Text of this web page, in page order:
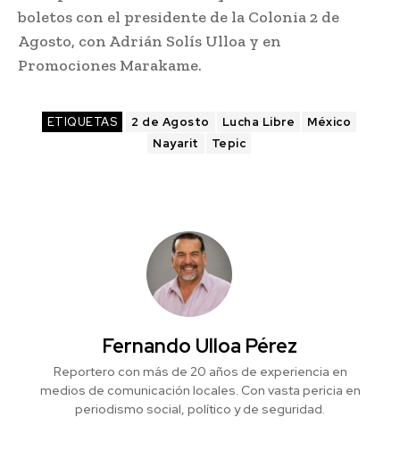
boletos con el presidente de la Colonia 2 de
Agosto, con Adrián Solís Ulloa y en
Promociones Marakame.
ETIQUETAS 2 de Agosto Lucha Libre
México
Nayarit
Tepic
Fernando Ulloa Pérez
Reportero con más de 20 años de experiencia en
medios de comunicación locales. Con vasta pericia en
periodismo social, político y de seguridad.